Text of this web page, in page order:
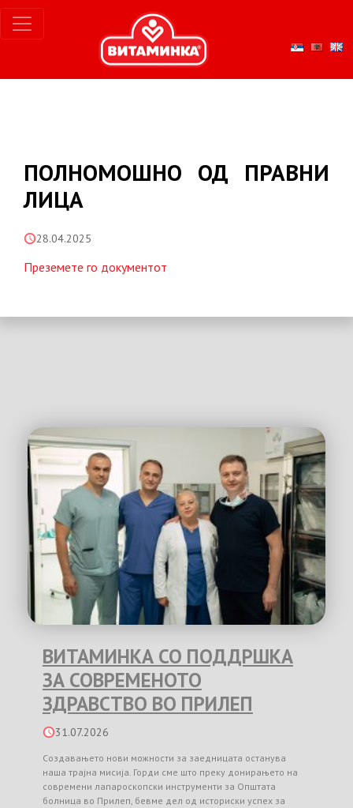
ПОЛНОМОШНО ОД ПРАВНИ
ЛИЦА
28.04.2025
Преземете го документот
ВИТАМИНКА СО ПОДДРШКА
ЗА СОВРЕМЕНОТО
ЗДРАВСТВО ВО ПРИЛЕП
31.07.2026
Создавањето нови можности за заедницата останува
наша трајна мисија. Горди сме што преку донирањето на
современи лапароскопски инструменти за Општата
болница во Прилеп, бевме дел од историски успех за